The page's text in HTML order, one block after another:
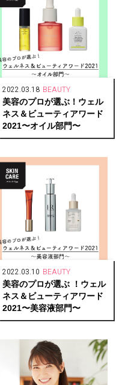
2022.03.18 BEAUTY
美容のプロが選ぶ！ウェル
ネス＆ビューティアワード
2021〜オイル部門〜
2022.03.10 BEAUTY
美容のプロが選ぶ ！ウェル
ネス＆ビューティアワード
2021〜美容液部門〜